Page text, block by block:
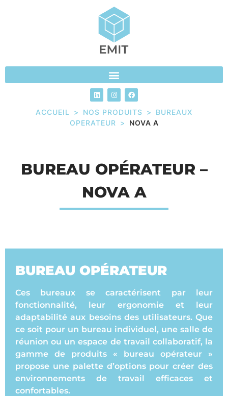
ACCUEIL > NOS PRODUITS >
BUREAUX
OPERATEUR
> NOVA A
BUREAU OPÉRATEUR –
NOVA A
BUREAU OPÉRATEUR
Ces bureaux se caractérisent par leur
fonctionnalité, leur ergonomie et leur
adaptabilité aux besoins des utilisateurs. Que
ce soit pour un bureau individuel, une salle de
réunion ou un espace de travail collaboratif, la
gamme de produits « bureau opérateur »
propose une palette d’options pour créer des
environnements de travail efficaces et
confortables.